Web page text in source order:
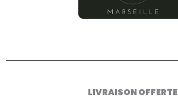
LIVRAISON OFFERTE